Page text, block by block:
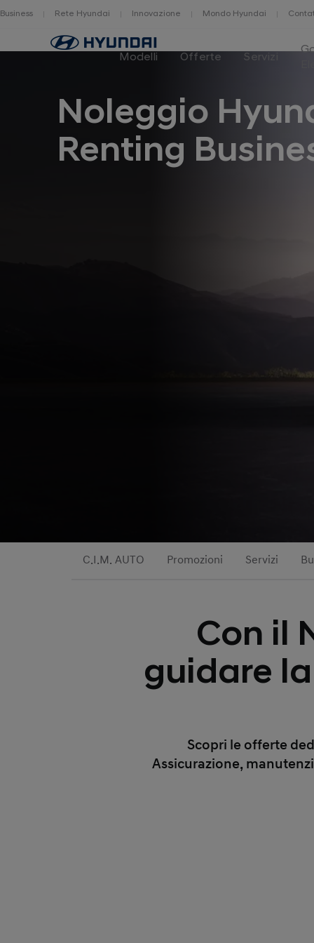
Business Rete Hyundai Innovazione Mondo Hyundai
Home
Modelli Offerte Servizi
Noleggio
Renting
C.I.M. AUTO Promozioni Servizi
Con il
guidare
Scopri le offerte
Assicurazione,